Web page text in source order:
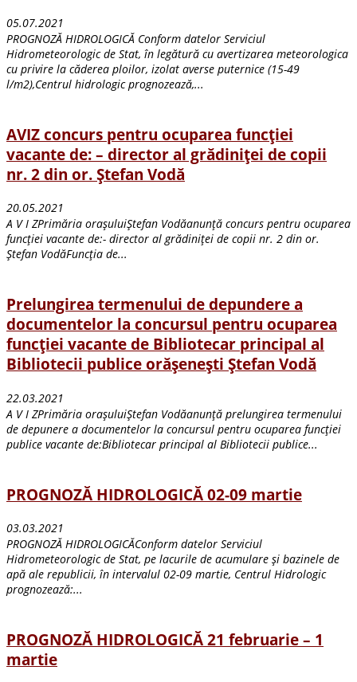
05.07.2021
PROGNOZĂ HIDROLOGICĂ Conform datelor Serviciul
Hidrometeorologic de Stat, în legătură cu avertizarea meteorologica
cu privire la căderea ploilor, izolat averse puternice (15-49
l/m2),Centrul hidrologic prognozează,...
AVIZ concurs pentru ocuparea funcţiei
vacante de: – director al grădiniței de copii
nr. 2 din or. Ștefan Vodă
20.05.2021
A V I ZPrimăria orașuluiŞtefan Vodăanunţă concurs pentru ocuparea
funcţiei vacante de:- director al grădiniței de copii nr. 2 din or.
Ștefan VodăFuncţia de...
Prelungirea termenului de depundere a
documentelor la concursul pentru ocuparea
funcției vacante de Bibliotecar principal al
Bibliotecii publice orășenești Ștefan Vodă
22.03.2021
A V I ZPrimăria orașuluiŞtefan Vodăanunţă prelungirea termenului
de depunere a documentelor la concursul pentru ocuparea funcţiei
publice vacante de:Bibliotecar principal al Bibliotecii publice...
PROGNOZĂ HIDROLOGICĂ 02-09 martie
03.03.2021
PROGNOZĂ HIDROLOGICĂConform datelor Serviciul
Hidrometeorologic de Stat, pe lacurile de acumulare și bazinele de
apă ale republicii, în intervalul 02-09 martie, Centrul Hidrologic
prognozează:...
PROGNOZĂ HIDROLOGICĂ 21 februarie – 1
martie